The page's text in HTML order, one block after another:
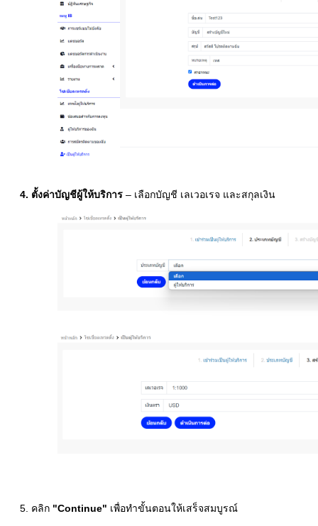
4. ตั้งค่าบัญชีผู้ให้บริการ – เลือกบัญชี เลเวอเรจ และสกุลเงิน
5. คลิก "Continue" เพื่อทำขั้นตอนให้เสร็จสมบูรณ์